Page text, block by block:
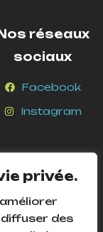
privée.
des
Nos réseaux
sociaux
Facebook
Instagram